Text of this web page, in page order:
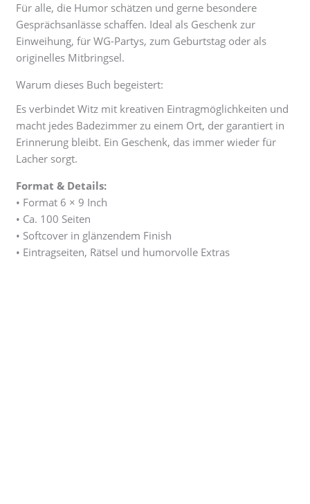
Für alle, die Humor schätzen und gerne besondere
Gesprächsanlässe schaffen. Ideal als Geschenk zur
Einweihung, für WG-Partys, zum Geburtstag oder als
originelles Mitbringsel.
Warum dieses Buch begeistert:
Es verbindet Witz mit kreativen Eintragmöglichkeiten und
macht jedes Badezimmer zu einem Ort, der garantiert in
Erinnerung bleibt. Ein Geschenk, das immer wieder für
Lacher sorgt.
Format & Details:
• Format 6 × 9 Inch
• Ca. 100 Seiten
• Softcover in glänzendem Finish
• Eintragseiten, Rätsel und humorvolle Extras